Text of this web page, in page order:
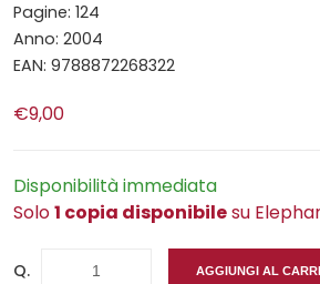
Pagine: 124
Anno: 2004
EAN: 9788872268322
€9,00
Disponibilità immediata
Solo1 copia disponibilesu
Q. AGGIUNGI AL